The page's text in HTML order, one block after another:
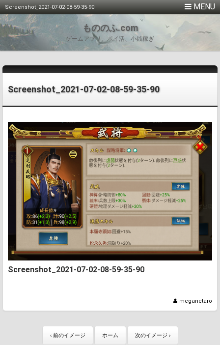
Screenshot_2021-07-02-08-59-35-90
もののふ.com
ゲームアプリ、ポイ活、小銭稼ぎ
Screenshot_2021-07-02-08-59-35-90
Screenshot_2021-07-02-08-59-35-90
meganetaro
‹ 前のイメージ ホーム 次のイメージ ›